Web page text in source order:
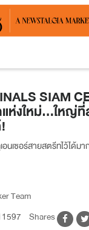
SIAM
งใหม่...ใหญ่ที่
นเซอร์สายสตรีทไว้ได้ม
Team
Shares